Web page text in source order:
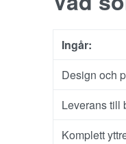
Ingår:
Design och
Leverans till
Komplett